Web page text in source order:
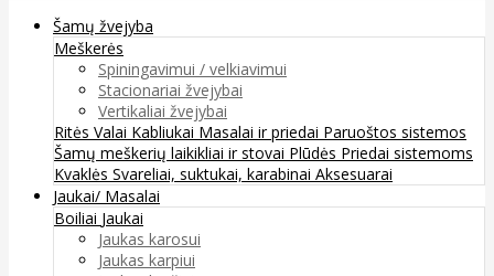
Šamų žvejyba
Meškerės
Spiningavimui / velkiavimui
Stacionariai žvejybai
Vertikaliai žvejybai
Ritės Valai Kabliukai Masalai ir priedai Paruoštos sistemos
Šamų meškerių laikikliai ir stovai Plūdės Priedai sistemoms
Kvaklės Svareliai, suktukai, karabinai Aksesuarai
Jaukai/ Masalai
Boiliai Jaukai
Jaukas karosui
Jaukas karpiui